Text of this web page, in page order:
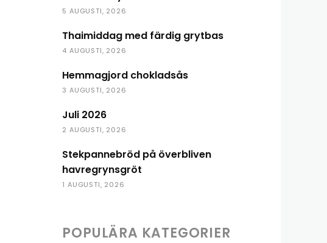
5 AUGUSTI, 2026
Thaimiddag med färdig grytbas
4 AUGUSTI, 2026
Hemmagjord chokladsås
3 AUGUSTI, 2026
Juli 2026
2 AUGUSTI, 2026
Stekpannebröd på överbliven
havregrynsgröt
1 AUGUSTI, 2026
POPULÄRA KATEGORIER